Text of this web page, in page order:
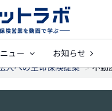
ュー お知らせ
事業保障
人への生命保険提案 不動